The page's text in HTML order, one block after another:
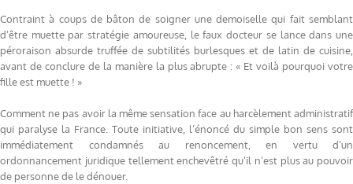
Contraint à coups de bâton de soigner une demoiselle qui fait semblant
d’être muette par stratégie amoureuse, le faux docteur se lance dans une
péroraison absurde truffée de subtilités burlesques et de latin de cuisine,
avant de conclure de la manière la plus abrupte : « Et voilà pourquoi votre
fille est muette ! »
Comment ne pas avoir la même sensation face au harcèlement administratif
qui paralyse la France. Toute initiative, l’énoncé du simple bon sens sont
immédiatement condamnés au renoncement, en vertu d’un
ordonnancement juridique tellement enchevêtré qu’il n’est plus au pouvoir
de personne de le dénouer.